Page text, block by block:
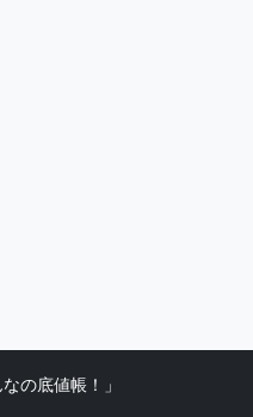
の底値帳！」